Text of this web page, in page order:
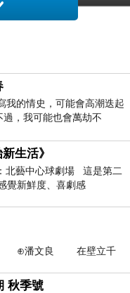
我的情史，可能會高潮迭起
，我可能也會萬劫不
判了花心的罪
生活》
北藝中心球劇場 這是第二
覺新鮮度、喜劇感
壁立千
秋季號